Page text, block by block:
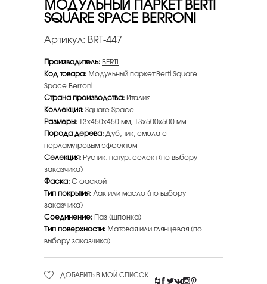
МОДУЛЬНЫЙ ПАРКЕТ BERTI
SQUARE SPACE BERRONI
Артикул: BRT-447
Производитель: BERTI
Код товара: Модульный паркет Berti Square
Space Berroni
Страна производства: Италия
Коллекция:Square Space
Размеры: 13х450х450 мм, 13x500x500 мм
Порода дерева:Дуб, тик, смола с
перламутровым эффектом
Селекция: Рустик, натур, селект (по выбору
заказчика)
Фаска:С фаской
Тип покрытия:Лак или масло (по выбору
заказчика)
Соединение: Паз (шпонка)
Тип поверхности: Матовая или глянцевая (по
выбору заказчика)
ДОБАВИТЬ В МОЙ СПИСОК